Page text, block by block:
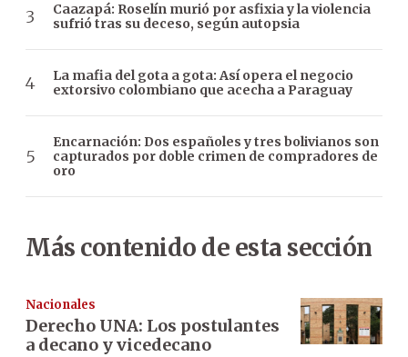
Caazapá: Roselín murió por asfixia y la violencia
sufrió tras su deceso, según autopsia
La mafia del gota a gota: Así opera el negocio
extorsivo colombiano que acecha a Paraguay
Encarnación: Dos españoles y tres bolivianos son
capturados por doble crimen de compradores de
oro
Más contenido de esta sección
Nacionales
Derecho UNA: Los postulantes
a decano y vicedecano